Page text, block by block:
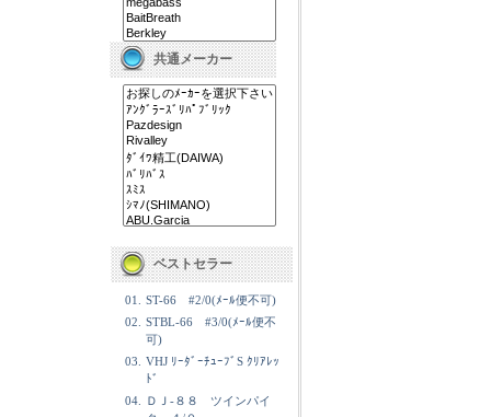
共通メーカー
ベストセラー
01.
ST-66 #2/0(ﾒｰﾙ便不可)
02.
STBL-66 #3/0(ﾒｰﾙ便不
可)
03.
VHJ ﾘｰﾀﾞｰﾁｭｰﾌﾞS ｸﾘｱﾚｯ
ﾄﾞ
04.
ＤＪ-８８ ツインパイ